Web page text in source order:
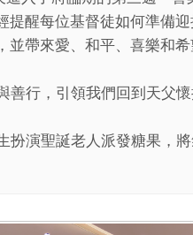
醒每位基督徒如何準備
帶來愛、和平、喜樂和
善行，引領我們回到天父
扮演聖誕老人派發糖果，